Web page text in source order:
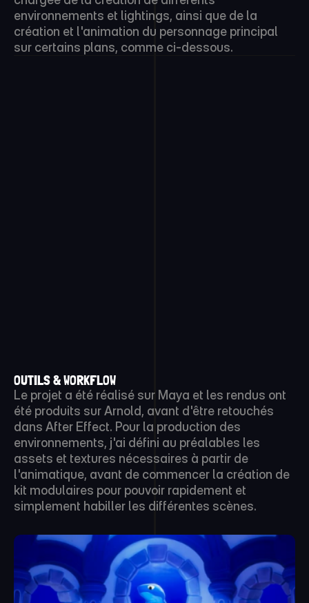
environnements et lightings, ainsi que de la
création et l'animation du personnage principal
sur certains plans, comme ci-dessous.
OUTILS & WORKFLOW
Le projet a été réalisé sur Maya et les rendus ont
été produits sur Arnold, avant d'être retouchés
dans After Effect. Pour la production des
environnements, j'ai défini au préalables les
assets et textures nécessaires à partir de
l'animatique, avant de commencer la création de
kit modulaires pour pouvoir rapidement et
simplement habiller les différentes scènes.